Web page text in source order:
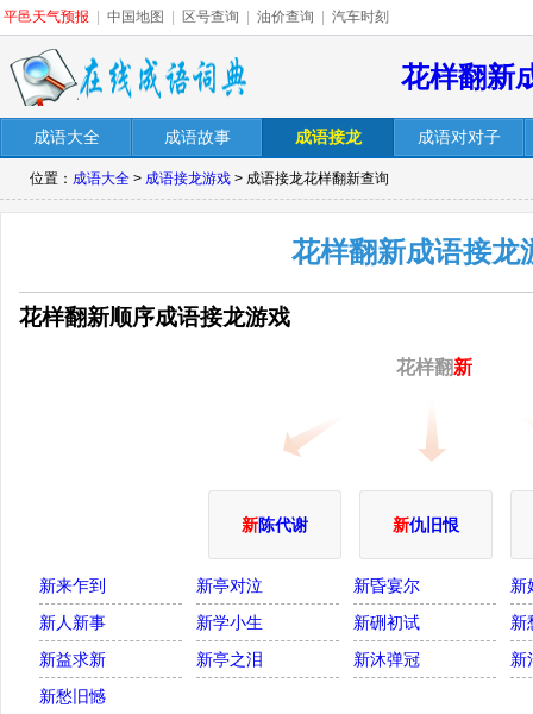
平邑天气预报 中国地图 区号查询 油价查询 汽车时刻
花样翻新
成语大全 成语故事 成语接龙 成语对对子
位置： 成语大全 > 成语接龙游戏 > 成语接龙花样翻新查询
花样翻新成语接龙
花样翻新顺序成语接龙游戏
花样翻新
新陈代谢 新仇旧恨
新来乍到 新亭对泣 新昏宴尔
新
新人新事
新学小生 新硎初试
新
新益求新
新亭之泪 新沐弹冠
新
新愁旧憾